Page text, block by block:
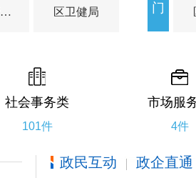
区应急管理局 区卫健局
门
社会事务类
101件
市场服
4件
政民互动 政企直通